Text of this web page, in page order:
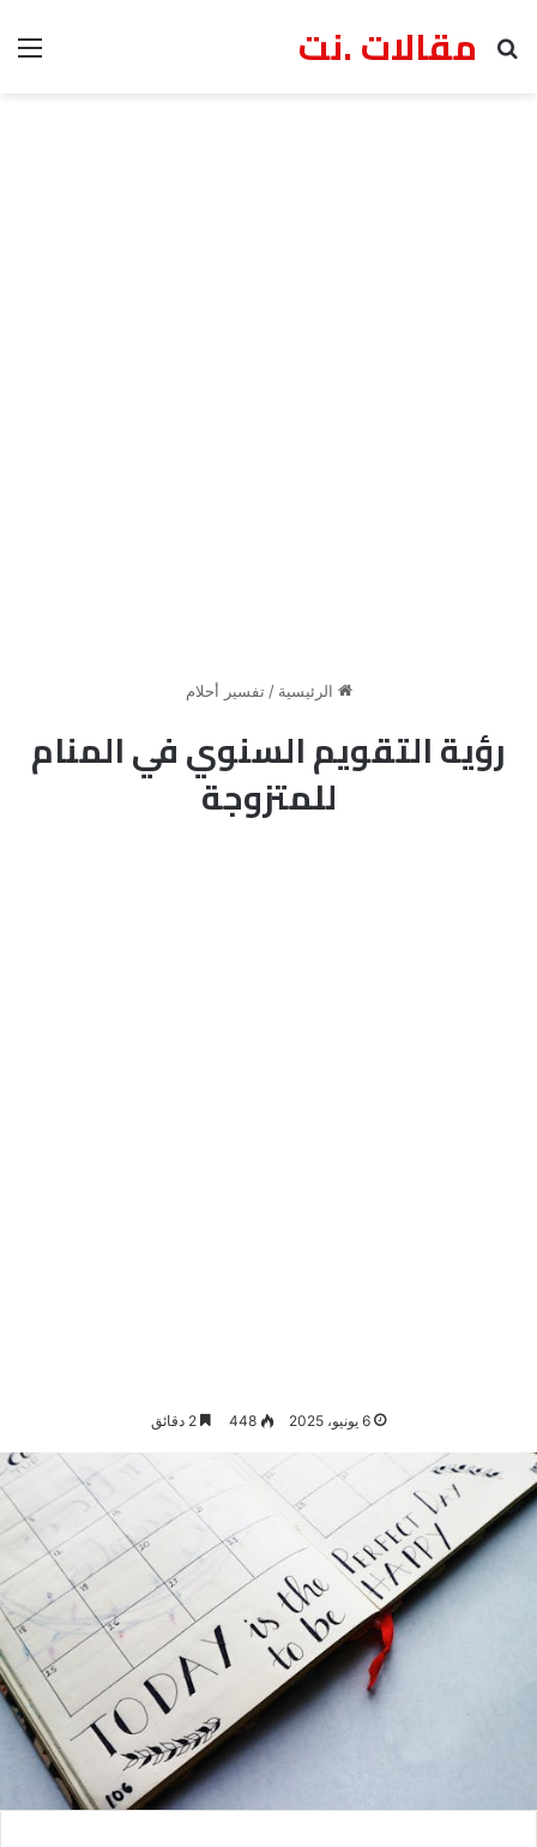
مقالات .نت
بحث عن
الرئيسية / تفسير أحلام
رؤية التقويم السنوي في المنام
للمتزوجة
6 يونيو، 2025 448